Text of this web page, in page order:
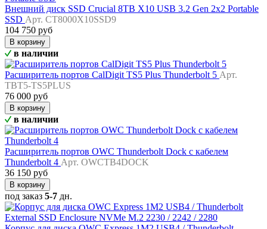
Внешний диск SSD Crucial 8TB X10 USB 3.2 Gen 2x2 Portable
SSD Арт. CT8000X10SSD9
104 750 руб
В корзину
в наличии
Расширитель портов CalDigit TS5 Plus Thunderbolt 5 Арт.
TBT5-TS5PLUS
76 000 руб
В корзину
в наличии
Расширитель портов OWC Thunderbolt Dock с кабелем
Thunderbolt 4 Арт. OWCTB4DOCK
36 150 руб
В корзину
под заказ 5-7 дн.